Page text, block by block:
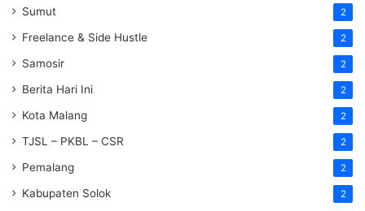
Sumut 2
Freelance & Side Hustle 2
Samosir 2
Berita Hari Ini 2
Kota Malang 2
TJSL – PKBL – CSR 2
Pemalang 2
Kabupaten Solok 2